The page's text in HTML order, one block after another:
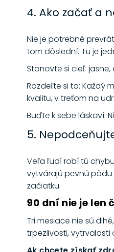
4. Ako začať a
Nie je potrebné
tom dôslední. Tu je
Stanovte si cieľ: jasne,
Rozdeľte si to: Každý
kvalitu, v treťom na
Buďte k sebe láskaví:
5.
Veľa ľudí robí tú
vytvárajú pevnú pôdu
začiatku.
90 dní nie je len
Tri mesiace nie sú
trpezlivosti,